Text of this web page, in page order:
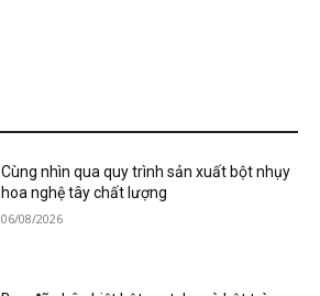
Cùng nhìn qua quy trình sản xuất bột nhụy
hoa nghệ tây chất lượng
06/08/2026